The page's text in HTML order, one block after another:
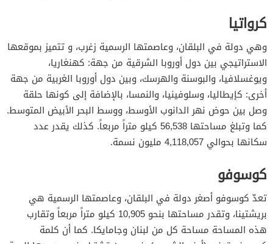
كرواتيا
وهي دولة في البلقان، وعاصمتها الرسمية زغرب، و تتميز بموقعها
الاستراتيجي بين دول أوروبا الشرقية من جهة: كهنغاريا،
ويوغسلافيا، والبوسنة والهرسك، وبين دول أوروبا الغربية من جهة
أخرى: كإيطاليا، وسلوفينيا، والنمسا، بالإضافة إلى كونها حلقة
وصل بين حوض نهر الدانوب الأوسط، ووسط البحر الأبيض المتوسط.
كما وتبلغ مساحتها 56,538 كيلو متراً مربعاً. كذلك يقدر عدد
سكانها بحوالي 4,118,057 مليون نسمة.
كوسوفو
تعدّ كوسوفو أصغر دولة في البلقان، وعاصمتها الرسمية هي
بريشتينا، وتقدر مساحتها بنحو 10,905 كيلو متراً مربعاً وتقارب
هذه المساحة مساحة كل من لبنان وجامايكا. كما أن كلمة